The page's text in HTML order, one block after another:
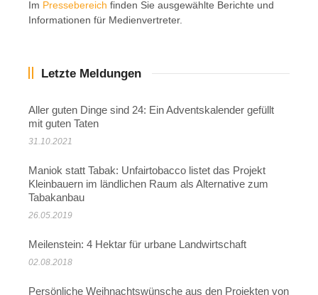
Im Pressebereich finden Sie ausgewählte Berichte und
Informationen für Medienvertreter.
Letzte Meldungen
Aller guten Dinge sind 24: Ein Adventskalender gefüllt
mit guten Taten
31.10.2021
Maniok statt Tabak: Unfairtobacco listet das Projekt
Kleinbauern im ländlichen Raum als Alternative zum
Tabakanbau
26.05.2019
Meilenstein: 4 Hektar für urbane Landwirtschaft
02.08.2018
Persönliche Weihnachtswünsche aus den Projekten von